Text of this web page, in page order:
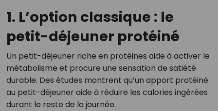
1. L’option classique : le
petit-déjeuner protéiné
Un petit-déjeuner riche en protéines aide à activer le
métabolisme et procure une sensation de satiété
durable. Des études montrent qu’un apport protéiné
au petit-déjeuner aide à réduire les calories ingérées
durant le reste de la journée.